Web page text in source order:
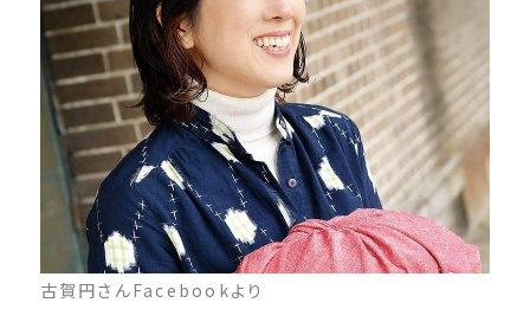
古賀円さんFacebookより